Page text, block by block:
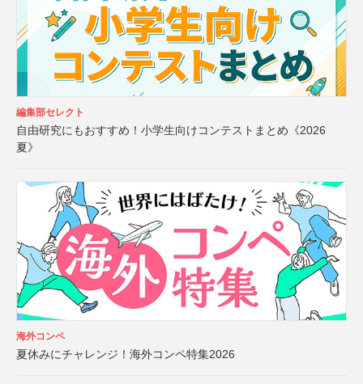
編集部セレクト
自由研究にもおすすめ！小学生向けコンテストまとめ《2026
夏》
海外コンペ
夏休みにチャレンジ！海外コンペ特集2026